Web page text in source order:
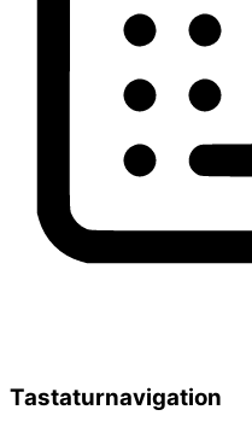
Tastaturnavigation